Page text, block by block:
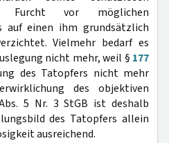
Furcht vor möglichen
auf einen ihm grundsätzlich
Vielmehr bedarf es
nicht mehr, weil § 177
des Tatopfers nicht mehr
des objektiven
5 Nr. 3 StGB ist deshalb
des Tatopfers allein
ausreichend.